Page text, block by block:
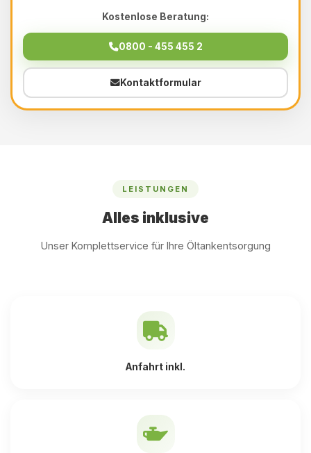
Kostenlose Beratung:
0800 - 455 455 2
Kontaktformular
LEISTUNGEN
Alles inklusive
Unser Komplettservice für Ihre Öltankentsorgung
Anfahrt inkl.